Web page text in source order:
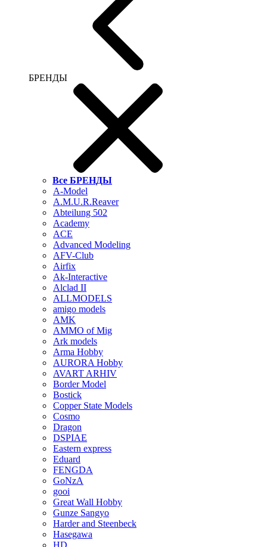
БРЕНДЫ
Все БРЕНДЫ
A-Model
A.M.U.R.Reaver
Abteilung 502
Academy
ACE
Advanced Modeling
AFV-Club
Airfix
Ak-Interactive
Alclad II
ALLMODELS
amigo models
AMK
AMMO of Mig
Ark models
Arma Hobby
AURORA Hobby
AVART ARHIV
Border Model
Bostick
Copper State Models
Cosmo
Dragon
DSPIAE
Eastern express
Eduard
FENGDA
GoNzA
gooi
Great Wall Hobby
Gunze Sangyo
Harder and Steenbeck
Hasegawa
HD